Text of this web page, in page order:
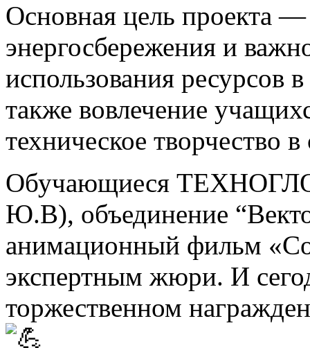
Основная цель проекта
энергосбережения и
использования ресурсов
также вовлечение
техническое творчество
Обучающиеся
Ю.В), объединение
анимационный фильм
экспертным жюри. И
торжественном